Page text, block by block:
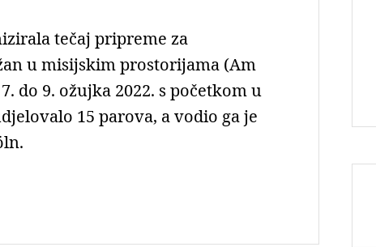
tečaj pripreme za
u misijskim prostorijama (Am
do 9. ožujka 2022. s početkom u
15 parova, a vodio ga je